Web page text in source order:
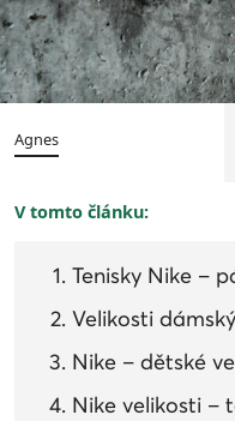
Agnes
V tomto článku:
Tenisky Nike –
Velikosti
Nike – dětské
Nike velikosti –